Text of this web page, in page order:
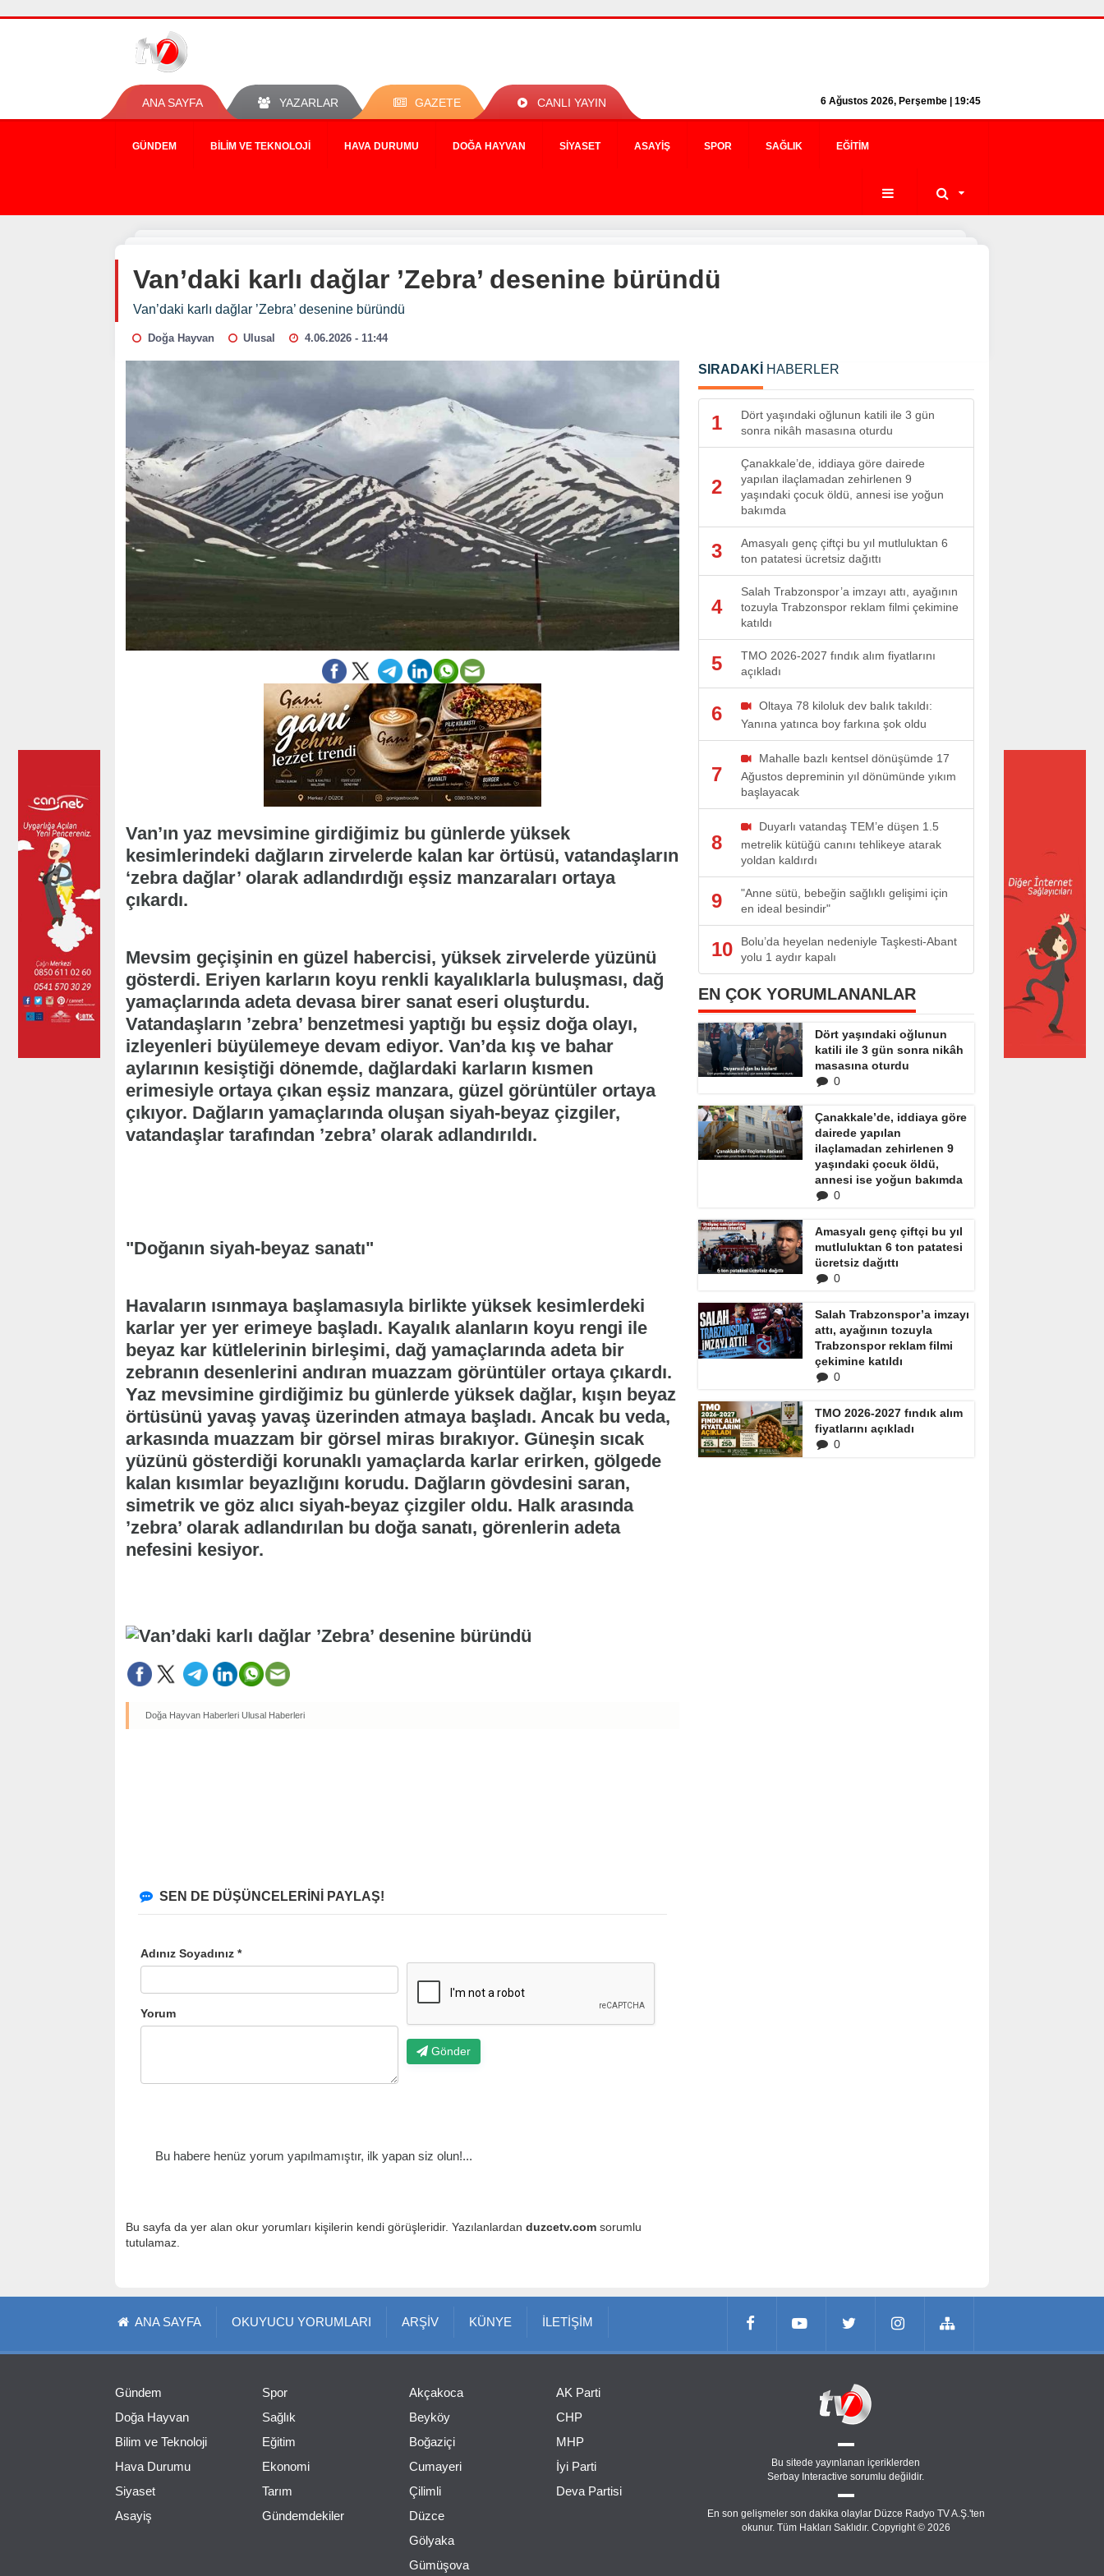
ANA SAYFA YAZARLAR GAZETE CANLI YAYIN 6 Ağustos 2026, Perşembe | 19:45
GÜNDEM BILIM VE TEKNOLOJI HAVA DURUMU DOĞA HAYVAN SIYASET ASAYIŞ SPOR SAĞLIK EĞITIM
Van’daki karlı dağlar ’Zebra’ desenine büründü
Van’daki karlı dağlar ’Zebra’ desenine büründü
Doğa Hayvan Ulusal 4.06.2026 - 11:44
Van’ın yaz mevsimine girdiğimiz bu günlerde yüksek
kesimlerindeki dağların zirvelerde kalan kar örtüsü, vatandaşların
‘zebra dağlar’ olarak adlandırdığı eşsiz manzaraları ortaya
çıkardı.
Mevsim geçişinin en güzel habercisi, yüksek zirvelerde yüzünü
gösterdi. Eriyen karların koyu renkli kayalıklarla buluşması, dağ
yamaçlarında adeta devasa birer sanat eseri oluşturdu.
Vatandaşların ’zebra’ benzetmesi yaptığı bu eşsiz doğa olayı,
izleyenleri büyülemeye devam ediyor. Van’da kış ve bahar
aylarının kesiştiği dönemde, dağlardaki karların kısmen
erimesiyle ortaya çıkan eşsiz manzara, güzel görüntüler ortaya
çıkıyor. Dağların yamaçlarında oluşan siyah-beyaz çizgiler,
vatandaşlar tarafından ’zebra’ olarak adlandırıldı.
"Doğanın siyah-beyaz sanatı"
Havaların ısınmaya başlamasıyla birlikte yüksek kesimlerdeki
karlar yer yer erimeye başladı. Kayalık alanların koyu rengi ile
beyaz kar kütlelerinin birleşimi, dağ yamaçlarında adeta bir
zebranın desenlerini andıran muazzam görüntüler ortaya çıkardı.
Yaz mevsimine girdiğimiz bu günlerde yüksek dağlar, kışın beyaz
örtüsünü yavaş yavaş üzerinden atmaya başladı. Ancak bu veda,
arkasında muazzam bir görsel miras bırakıyor. Güneşin sıcak
yüzünü gösterdiği korunaklı yamaçlarda karlar erirken, gölgede
kalan kısımlar beyazlığını korudu. Dağların gövdesini saran,
simetrik ve göz alıcı siyah-beyaz çizgiler oldu. Halk arasında
’zebra’ olarak adlandırılan bu doğa sanatı, görenlerin adeta
nefesini kesiyor.
Doğa Hayvan Haberleri Ulusal Haberleri
SEN DE DÜŞÜNCELERİNİ PAYLAŞ!
Adınız Soyadınız *
Yorum
Gönder
Bu habere henüz yorum yapılmamıştır, ilk yapan siz olun!...
Bu sayfa da yer alan okur yorumları kişilerin kendi görüşleridir. Yazılanlardan duzcetv.com sorumlu
tutulamaz.
SIRADAKİ HABERLER
1
Dört yaşındaki oğlunun katili ile 3 gün
sonra nikâh masasına oturdu
2
Çanakkale’de, iddiaya göre dairede
yapılan ilaçlamadan zehirlenen 9
yaşındaki çocuk öldü, annesi ise yoğun
bakımda
3
Amasyalı genç çiftçi bu yıl mutluluktan 6
ton patatesi ücretsiz dağıttı
4
Salah Trabzonspor’a imzayı attı, ayağının
tozuyla Trabzonspor reklam filmi çekimine
katıldı
5
TMO 2026-2027 fındık alım fiyatlarını
açıkladı
6
Oltaya 78 kiloluk dev balık takıldı:
Yanına yatınca boy farkına şok oldu
7
Mahalle bazlı kentsel dönüşümde 17
Ağustos depreminin yıl dönümünde yıkım
başlayacak
8
Duyarlı vatandaş TEM’e düşen 1.5
metrelik kütüğü canını tehlikeye atarak
yoldan kaldırdı
9
"Anne sütü, bebeğin sağlıklı gelişimi için
en ideal besindir"
10
Bolu’da heyelan nedeniyle Taşkesti-Abant
yolu 1 aydır kapalı
EN ÇOK YORUMLANANLAR
Dört yaşındaki oğlunun
katili ile 3 gün sonra nikâh
masasına oturdu
0
Çanakkale’de, iddiaya göre
dairede yapılan
ilaçlamadan zehirlenen 9
yaşındaki çocuk öldü,
annesi ise yoğun bakımda
0
Amasyalı genç çiftçi bu yıl
mutluluktan 6 ton patatesi
ücretsiz dağıttı
0
Salah Trabzonspor’a imzayı
attı, ayağının tozuyla
Trabzonspor reklam filmi
çekimine katıldı
0
TMO 2026-2027 fındık alım
fiyatlarını açıkladı
0
ANA SAYFA OKUYUCU YORUMLARI ARŞİV KÜNYE İLETİŞİM
Gündem
Doğa Hayvan
Bilim ve Teknoloji
Hava Durumu
Siyaset
Asayiş
Spor
Sağlık
Eğitim
Ekonomi
Tarım
Gündemdekiler
Akçakoca
Beyköy
Boğaziçi
Cumayeri
Çilimli
Düzce
Gölyaka
Gümüşova
AK Parti
CHP
MHP
İyi Parti
Deva Partisi
Bu sitede yayınlanan içeriklerden
Serbay Interactive sorumlu değildir.
En son gelişmeler son dakika olaylar Düzce Radyo TV A.Ş.'ten
okunur. Tüm Hakları Saklıdır. Copyright © 2026